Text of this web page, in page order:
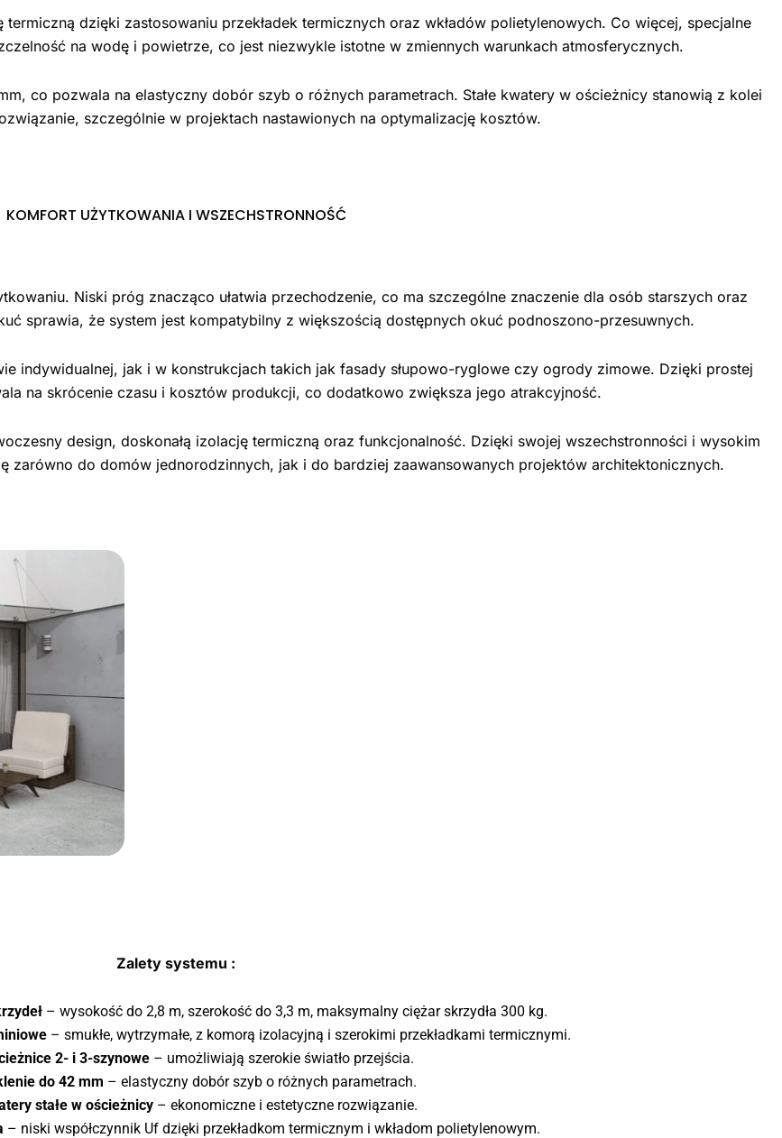
termiczną dzięki zastosowaniu przekładek termicznych oraz wkładów polietylenowych. Co więcej, specjalne
na wodę i powietrze, co jest niezwykle istotne w zmiennych warunkach atmosferycznych.
co pozwala na elastyczny dobór szyb o różnych parametrach. Stałe kwatery w ościeżnicy stanowią z kolei
szczególnie w projektach nastawionych na optymalizację kosztów.
KOMFORT UŻYTKOWANIA I WSZECHSTRONNOŚĆ
Niski próg znacząco ułatwia przechodzenie, co ma szczególne znaczenie dla osób starszych oraz
sprawia, że system jest kompatybilny z większością dostępnych okuć podnoszono-przesuwnych.
indywidualnej, jak i w konstrukcjach takich jak fasady słupowo-ryglowe czy ogrody zimowe. Dzięki prostej
na skrócenie czasu i kosztów produkcji, co dodatkowo zwiększa jego atrakcyjność.
design, doskonałą izolację termiczną oraz funkcjonalność. Dzięki swojej wszechstronności i wysokim
zarówno do domów jednorodzinnych, jak i do bardziej zaawansowanych projektów architektonicznych.
Zalety systemu :
– wysokość do 2,8 m, szerokość do 3,3 m, maksymalny ciężar skrzydła 300 kg.
– smukłe, wytrzymałe, z komorą izolacyjną i szerokimi przekładkami termicznymi.
2- i 3-szynowe – umożliwiają szerokie światło przejścia.
do 42 mm – elastyczny dobór szyb o różnych parametrach.
stałe w ościeżnicy– ekonomiczne i estetyczne rozwiązanie.
– niski współczynnik Uf dzięki przekładkom termicznym i wkładom polietylenowym.